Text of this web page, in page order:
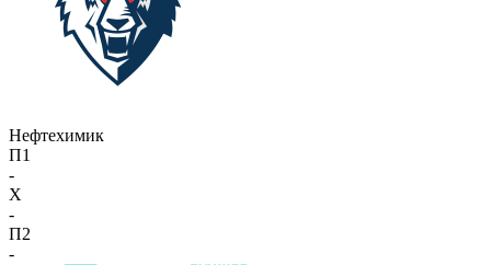
Нефтехимик
П1
-
X
-
П2
-